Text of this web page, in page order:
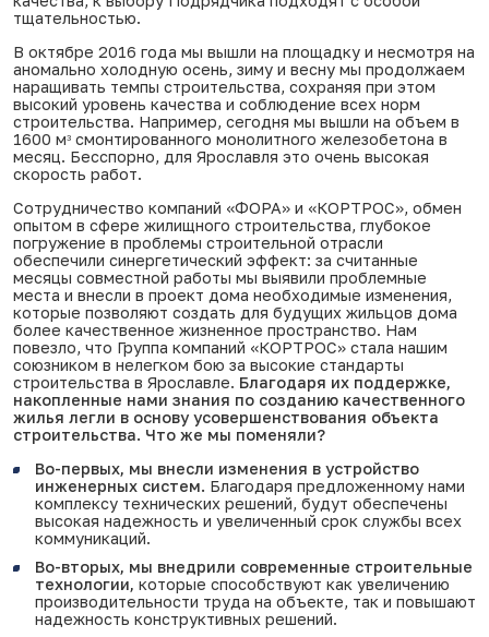
тщательностью.
В октябре 2016 года мы вышли на площадку и несмотря на
аномально холодную осень, зиму и весну мы продолжаем
наращивать темпы строительства, сохраняя при этом
высокий уровень качества и соблюдение всех норм
строительства. Например, сегодня мы вышли на объем в
1600 м3 смонтированного монолитного железобетона в
месяц. Бесспорно, для Ярославля это очень высокая
скорость работ.
Сотрудничество компаний «ФОРА» и «КОРТРОС», обмен
опытом в сфере жилищного строительства, глубокое
погружение в проблемы строительной отрасли
обеспечили синергетический эффект: за считанные
месяцы совместной работы мы выявили проблемные
места и внесли в проект дома необходимые изменения,
которые позволяют создать для будущих жильцов дома
более качественное жизненное пространство. Нам
повезло, что Группа компаний «КОРТРОС» стала нашим
союзником в нелегком бою за высокие стандарты
строительства в Ярославле. Благодаря их поддержке,
накопленные нами знания по созданию качественного
жилья легли в основу усовершенствования объекта
строительства. Что же мы поменяли?
Во-первых, мы внесли изменения в устройство
инженерных систем. Благодаря предложенному нами
комплексу технических решений, будут обеспечены
высокая надежность и увеличенный срок службы всех
коммуникаций.
Во-вторых, мы внедрили современные строительные
технологии, которые способствуют как увеличению
производительности труда на объекте, так и повышают
надежность конструктивных решений.